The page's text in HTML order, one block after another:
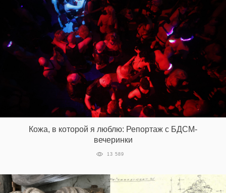
Кожа, в которой я люблю: Репортаж с БДСМ-
вечеринки
13 589